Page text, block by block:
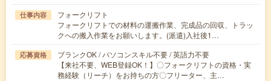
仕事内容
フォークリフト
フォークリフトでの材料の運搬作業、完成品の回収、トラッ
クへの搬入作業をお願いします。(派遣)入社後1…
応募資格
ブランクOK / パソコンスキル不要 / 英語力不要
【来社不要、WEB登録OK！】〇フォークリフトの資格・実
務経験（リーチ）をお持ちの方〇フリーター、主…